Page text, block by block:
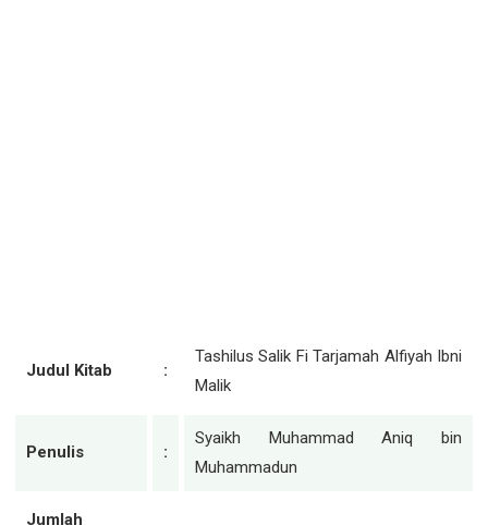
Judul Kitab :
Tashilus Salik Fi Tarjamah Alfiyah Ibni
Malik
Penulis :
Syaikh Muhammad Aniq bin
Muhammadun
Jumlah